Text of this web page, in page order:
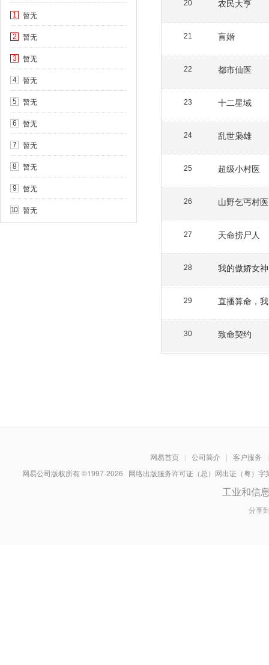
1 暂无
2 暂无
3 暂无
4 暂无
5 暂无
6 暂无
7 暂无
8 暂无
9 暂无
10 暂无
20 农民大亨
21 盲婚
22 都市仙医
23 十二星域
24 乱世枭雄
25 超级小村医
26 山野乞丐村医
27 天命捞尸人
28 我的傲娇女神
29 直播算命，
30 致命契约
网易首页 | 公司简介 | 客户服务
|
网易公司版权所有 ©1997-2026 网络出版服务许可证（总）网出证（粤）
工业和信
分享